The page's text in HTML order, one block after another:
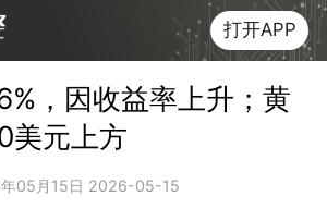
打开APP
，因收益率上升；黄
美元上方
05月15日 2026-05-15